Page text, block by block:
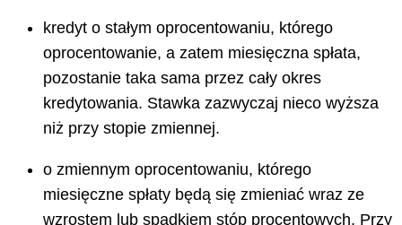
kredyt o stałym oprocentowaniu, którego
oprocentowanie, a zatem miesięczna spłata,
pozostanie taka sama przez cały okres
kredytowania. Stawka zazwyczaj nieco wyższa
niż przy stopie zmiennej.
o zmiennym oprocentowaniu, którego
miesięczne spłaty będą się zmieniać wraz ze
wzrostem lub spadkiem stóp procentowych. Przy